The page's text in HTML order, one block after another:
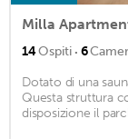
Milla
14Ospiti · 6
Dotato di una
Questa struttura
disposizione il